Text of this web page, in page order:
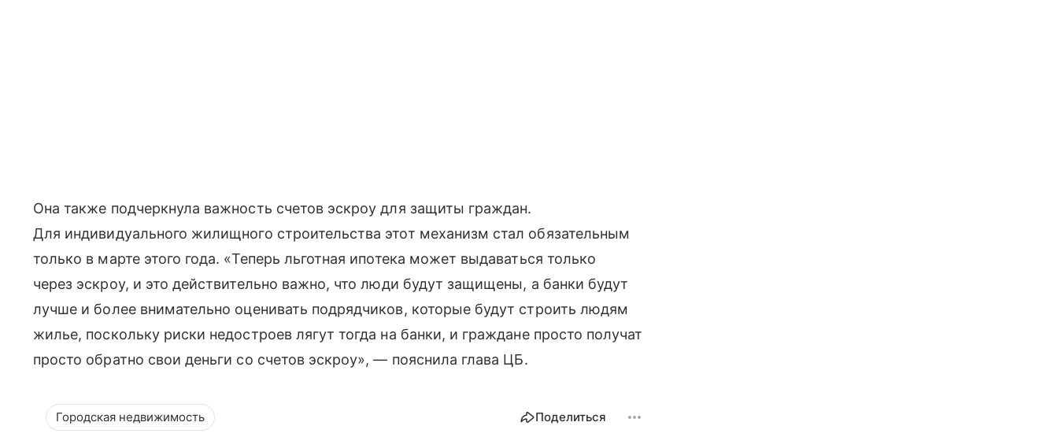
Она также подчеркнула важность счетов эскроу для защиты граждан.
Для индивидуального жилищного строительства этот механизм стал обязательным
только в марте этого года. «Теперь льготная ипотека может выдаваться только
через эскроу, и это действительно важно, что люди будут защищены, а банки будут
лучше и более внимательно оценивать подрядчиков, которые будут строить людям
жилье, поскольку риски недостроев лягут тогда на банки, и граждане просто получат
просто обратно свои деньги со счетов эскроу», — пояснила глава ЦБ.
Городская недвижимость Поделиться